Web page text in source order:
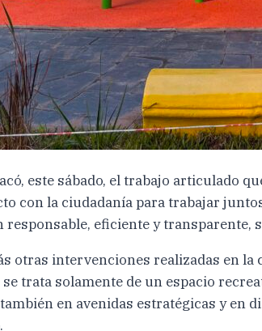
este sábado, el trabajo articulado
con la ciudadanía para trabajar
eficiente y transparente,
otras intervenciones realizadas en
trata solamente de un espacio
en avenidas estratégicas y